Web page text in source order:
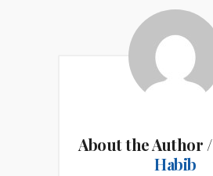
About the Author /
Habib